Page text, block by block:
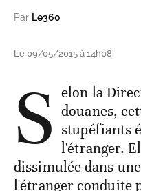
Par Le360
Le 09/05/2015 à 14h08
S elon la
douanes,
stupéfiants
l'étranger.
dissimulée dans
l'étranger conduite